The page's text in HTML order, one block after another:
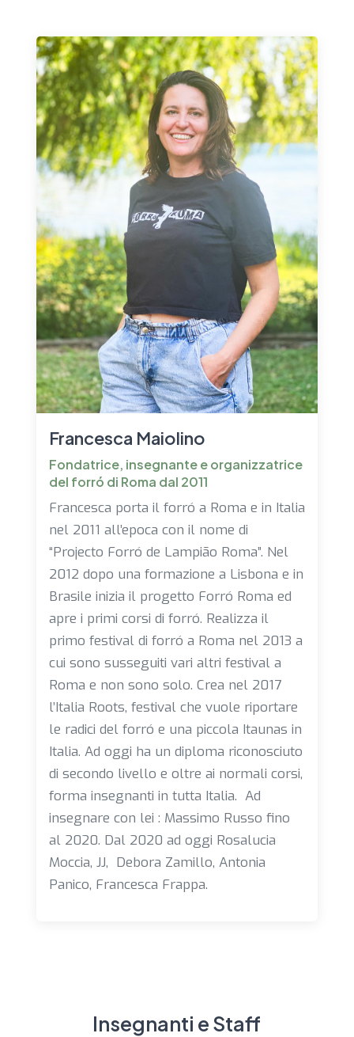
Francesca Maiolino
Fondatrice, insegnante e organizzatrice
del forró di Roma dal 2011
Francesca porta il forró a Roma e in Italia
nel 2011 all’epoca con il nome di
“Projecto Forró de Lampião Roma”. Nel
2012 dopo una formazione a Lisbona e in
Brasile inizia il progetto Forró Roma ed
apre i primi corsi di forró. Realizza il
primo festival di forró a Roma nel 2013 a
cui sono susseguiti vari altri festival a
Roma e non sono solo. Crea nel 2017
l’Italia Roots, festival che vuole riportare
le radici del forró e una piccola Itaunas in
Italia. Ad oggi ha un diploma riconosciuto
di secondo livello e oltre ai normali corsi,
forma insegnanti in tutta Italia. Ad
insegnare con lei : Massimo Russo fino
al 2020. Dal 2020 ad oggi Rosalucia
Moccia, JJ, Debora Zamillo, Antonia
Panico, Francesca Frappa.
Insegnanti e Staff